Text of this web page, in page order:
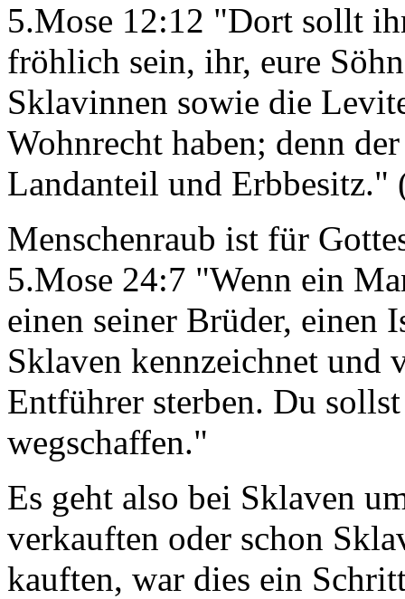
5.Mose 12:12 "Dort sollt
fröhlich sein, ihr, eure
Sklavinnen sowie die
Wohnrecht haben; denn
Landanteil und
Menschenraub ist für
5.Mose 24:7 "Wenn ein
einen seiner Brüder, einen
Sklaven kennzeichnet und
Entführer sterben. Du
wegschaffen."
Es geht also bei Sklaven
verkauften oder schon
kauften, war dies ein